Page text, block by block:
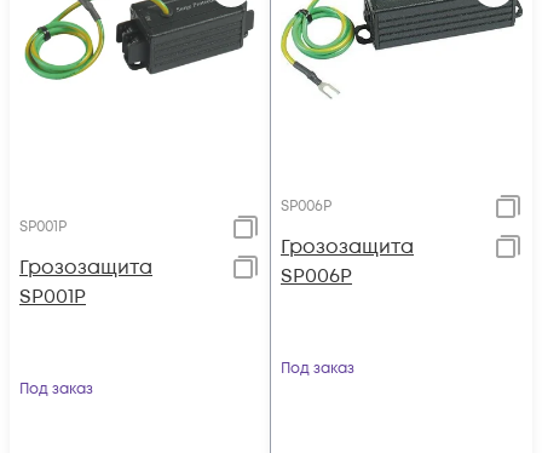
SP001P
Грозозащита
SP001P
Под заказ
SP006P
Грозозащита
SP006P
Под заказ